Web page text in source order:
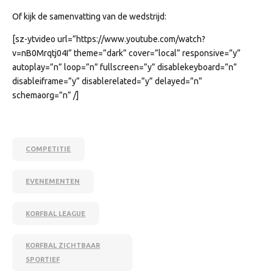
Of kijk de samenvatting van de wedstrijd:
[sz-ytvideo url=”https://www.youtube.com/watch?
v=nB0Mrqtj04I” theme=”dark” cover=”local” responsive=”y”
autoplay=”n” loop=”n” fullscreen=”y” disablekeyboard=”n”
disableiframe=”y” disablerelated=”y” delayed=”n”
schemaorg=”n” /]
COMPETITIE
EVENEMENTEN
KORFBAL LEAGUE
KORFBAL ZICHTBAAR
SPORTIEF